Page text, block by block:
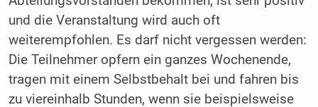
und die Veranstaltung wird auch oft
weiterempfohlen. Es darf nicht vergessen werden:
Die Teilnehmer opfern ein ganzes Wochenende,
tragen mit einem Selbstbehalt bei und fahren bis
zu viereinhalb Stunden, wenn sie beispielsweise